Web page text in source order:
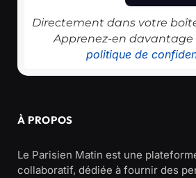
Directement dans votre
Apprenez-en davantage
politique de
À PROPOS
Le Parisien Matin est une
collaboratif, dédiée à fournir des